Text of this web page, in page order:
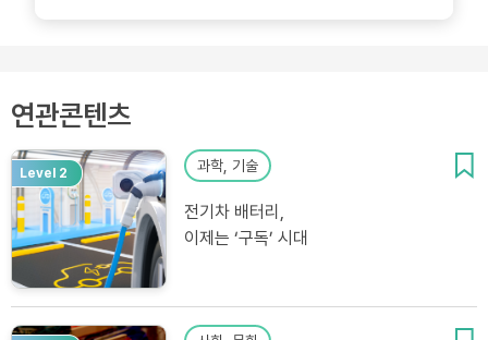
연관콘텐츠
Level 2 과학, 기술
전기차 배터리,
이제는 ‘구독’ 시대